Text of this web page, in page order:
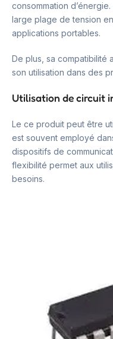
consommation
large plage de tension
applications portables.
De plus, sa compatibilité
son utilisation dans des
Utilisation de circuit
Le ce produit peut être
est souvent employé
dispositifs de
flexibilité permet aux
besoins.